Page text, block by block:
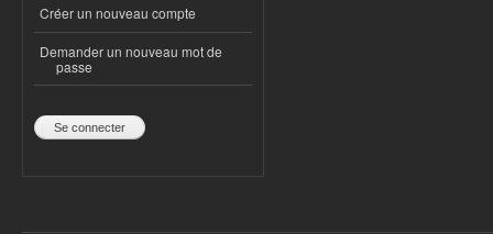
Créer un nouveau compte
Demander un nouveau mot de
passe